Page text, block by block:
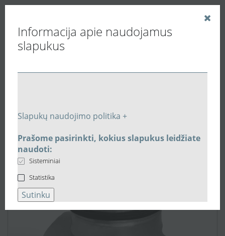
Informacija apie naudojamus
slapukus
Slapukų naudojimo politika +
Prašome pasirinkti, kokius slapukus leidžiate
naudoti:
Sisteminiai
Statistika
Sutinku
Vedinu.LT
Vėdinimo ortakiai, slopintuvai, filtrai.
Plieninis balnas Ø125 atšaka-Ø125mm SPL125125